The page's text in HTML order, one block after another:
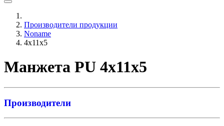
Производители продукции
Noname
4x11x5
Манжета PU 4x11x5
Производители